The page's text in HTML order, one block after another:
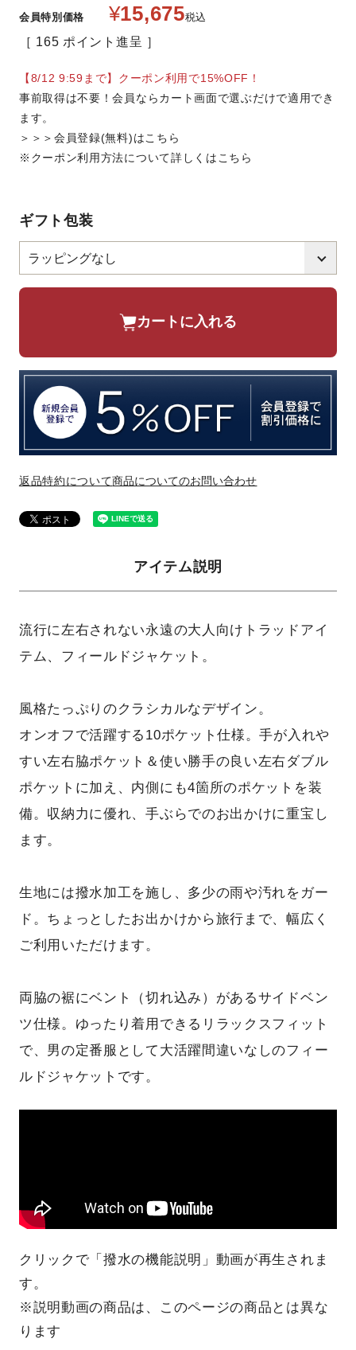
会員特別価格 ¥15,675税込
165 ポイント進呈
【8/12 9:59まで】クーポン利用で15%OFF！
事前取得は不要！会員ならカート画面で選ぶだけで適用でき
ます。
＞＞＞会員登録(無料)はこちら
※クーポン利用方法について詳しくはこちら
ギフト包装
カートに入れる
返品特約について商品についてのお問い合わせ
アイテム説明
流行に左右されない永遠の大人向けトラッドアイ
テム、フィールドジャケット。
風格たっぷりのクラシカルなデザイン。
オンオフで活躍する10ポケット仕様。手が入れや
すい左右脇ポケット＆使い勝手の良い左右ダブル
ポケットに加え、内側にも4箇所のポケットを装
備。収納力に優れ、手ぶらでのお出かけに重宝し
ます。
生地には撥水加工を施し、多少の雨や汚れをガー
ド。ちょっとしたお出かけから旅行まで、幅広く
ご利用いただけます。
両脇の裾にベント（切れ込み）があるサイドベン
ツ仕様。ゆったり着用できるリラックスフィット
で、男の定番服として大活躍間違いなしのフィー
ルドジャケットです。
クリックで「撥水の機能説明」動画が再生されま
す。
※説明動画の商品は、このページの商品とは異な
ります